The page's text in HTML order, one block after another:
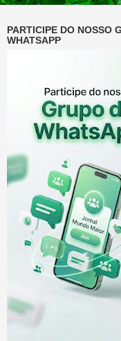
PARTICIPE DO NOSSO
WHATSAPP